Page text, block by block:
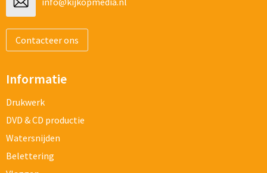
Contacteer ons
Informatie
Drukwerk
DVD & CD productie
Watersnijden
Belettering